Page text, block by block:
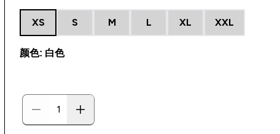
XS S M L XL XXL
颜色: 白色